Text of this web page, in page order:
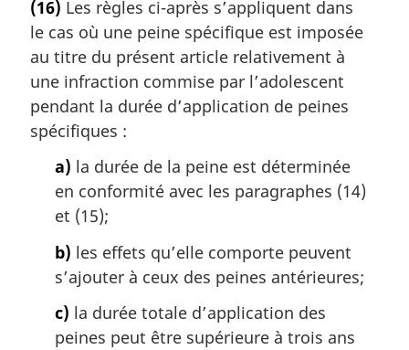
e
m
a
g
i
n
(16) Les règles ci-après s’appliquent dans
le cas où une peine spécifique est imposée
au titre du présent article relativement à
une infraction commise par l’adolescent
pendant la durée d’application de peines
spécifiques :
a) la durée de la peine est déterminée
en conformité avec les paragraphes (14)
et (15);
b) les effets qu’elle comporte peuvent
s’ajouter à ceux des peines antérieures;
c) la durée totale d’application des
peines peut être supérieure à trois ans